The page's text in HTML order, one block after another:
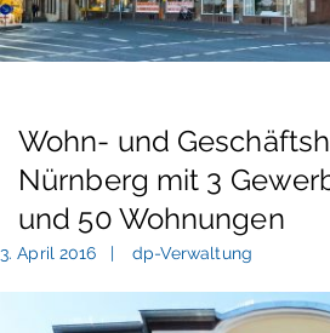
Wohn- und
Nürnberg mit 3
und 50 Wohnungen
3. April 2016 dp-Verwaltung